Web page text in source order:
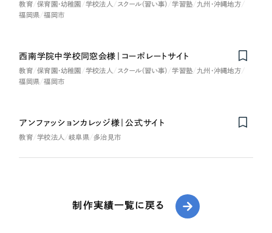
教育 保育園・幼稚園 学校法人 スクール（習い事） 学習塾
九州・沖縄地方
福岡県
福岡市
西南学院中学校同窓会様｜コーポレートサイト
教育 保育園・幼稚園 学校法人 スクール（習い事） 学習塾
九州・沖縄地方
福岡県
福岡市
アンファッションカレッジ様｜公式サイト
教育 学校法人 岐阜県 多治見市
制作実績一覧に戻る